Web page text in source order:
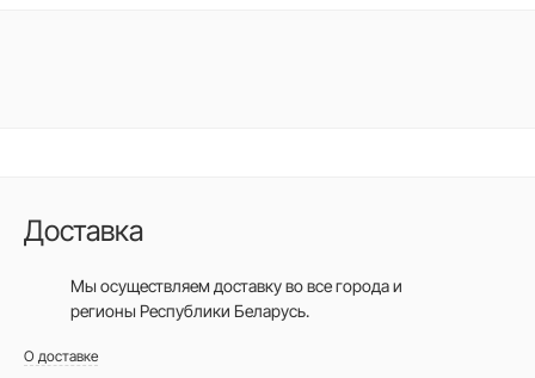
Доставка
Мы осуществляем доставку во все городаи
регионы Республики Беларусь.
О доставке